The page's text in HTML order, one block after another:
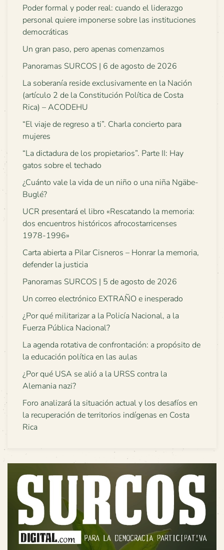
Poder formal y poder real: cuando el liderazgo
personal quiere imponerse sobre las instituciones
democráticas
Un gran paso, pero apenas comenzamos
Panoramas SURCOS | 6 de agosto de 2026
La soberanía reside exclusivamente en la Nación
(artículo 2 de la Constitución Política de Costa
Rica) – ACODEHU
“El viaje de regreso a ti”. Charla concierto para
mujeres
“La dictadura de los propietarios”. Parte II: Hay
gatos sobre el techado
¿Cuánto vale la vida de un niño o una niña Ngäbe-
Buglé?
UCR presentará el libro «Rescatando la memoria:
dos encuentros históricos afrocostarricenses
1978-1996»
Carta abierta a Pilar Cisneros – Honrar la memoria,
defender la justicia
Panoramas SURCOS | 5 de agosto de 2026
Un correo electrónico EXTRAÑO e inesperado
¿Por qué militarizar a la Policía Nacional, a la
Fuerza Pública Nacional?
La agenda rotativa de confrontación: a propósito de
la educación política en las aulas
¿Por qué USA se alió a la URSS contra la
Alemania nazi?
Foro analizará la situación actual y los desafíos en
la recuperación de territorios indígenas en Costa
Rica